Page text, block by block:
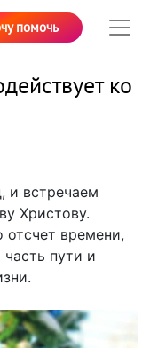
помочь
ко
и встречаем
Христову.
отсчет времени,
пути и